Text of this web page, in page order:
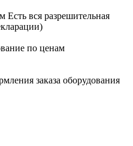
Есть вся разрешительная
по ценам
заказа оборудования